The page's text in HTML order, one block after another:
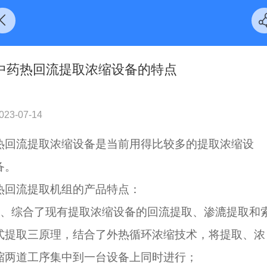
药热回流提取浓缩设备的特点
07-14
回流提取浓缩设备是当前用得比较多的提取浓缩设
回流提取机组的产品特点：
综合了现有提取浓缩设备的回流提取、渗漉提取和
提取三原理，结合了外热循环浓缩技术，将提取、浓
两道工序集中到一台设备上同时进行；